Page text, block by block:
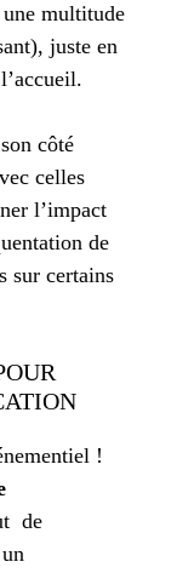
multitude
juste en
côté
celles
l’impact
de
sur certains
!
de